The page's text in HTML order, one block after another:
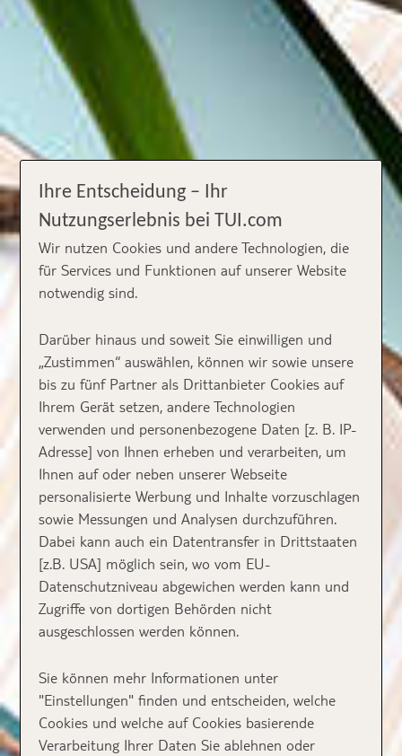
Ihre Entscheidung – Ihr
Nutzungserlebnis bei TUI.com
Wir nutzen Cookies und andere Technologien, die
für Services und Funktionen auf unserer Website
notwendig sind.
Darüber hinaus und soweit Sie einwilligen und
„Zustimmen“ auswählen, können wir sowie unsere
bis zu fünf Partner als Drittanbieter Cookies auf
Ihrem Gerät setzen, andere Technologien
verwenden und personenbezogene Daten [z. B. IP-
Adresse] von Ihnen erheben und verarbeiten, um
Ihnen auf oder neben unserer Webseite
personalisierte Werbung und Inhalte vorzuschlagen
sowie Messungen und Analysen durchzuführen.
Dabei kann auch ein Datentransfer in Drittstaaten
[z.B. USA] möglich sein, wo vom EU-
Datenschutzniveau abgewichen werden kann und
Zugriffe von dortigen Behörden nicht
ausgeschlossen werden können.
Sie können mehr Informationen unter
"Einstellungen" finden und entscheiden, welche
Cookies und welche auf Cookies basierende
Verarbeitung Ihrer Daten Sie ablehnen oder